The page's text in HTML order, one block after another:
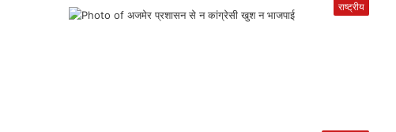
राष्ट्रीय